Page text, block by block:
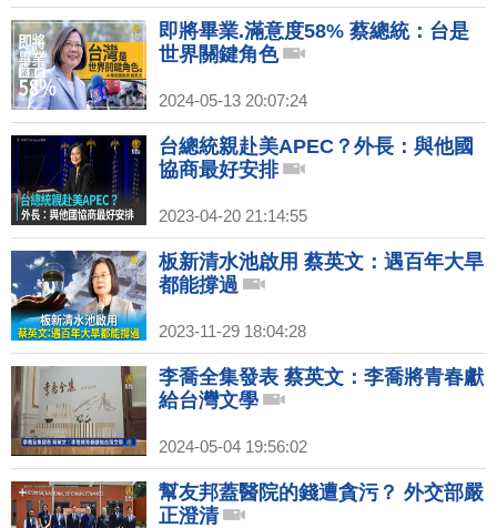
即將畢業.滿意度58% 蔡總統：台是
世界關鍵角色
2024-05-13 20:07:24
台總統親赴美APEC？外長：與他國
協商最好安排
2023-04-20 21:14:55
板新清水池啟用 蔡英文：遇百年大旱
都能撐過
2023-11-29 18:04:28
李喬全集發表 蔡英文：李喬將青春獻
給台灣文學
2024-05-04 19:56:02
幫友邦蓋醫院的錢遭貪污？ 外交部嚴
正澄清